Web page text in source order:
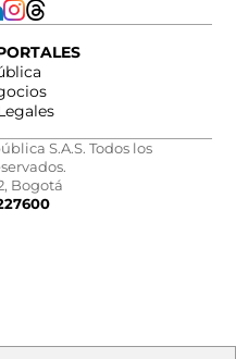
S.A.S. Todos los
Bogotá